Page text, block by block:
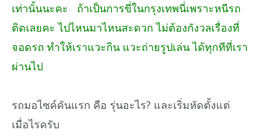
เท่านั้นนะคะ ถ้าเป็นการขี่ในกรุงเทพนี่เพราะหนีรถ
ติดเลยคะ ไปไหนมาไหนสะดวก ไม่ต้องกังวลเรื่องที่
จอดรถ ทำให้เราแวะกิน แวะถ่ายรูปเล่น ได้ทุกทีที่เรา
ผ่านไป
รถมอไซค์คันแรก คือ รุ่นอะไร? และเริ่มหัดตั้งแต่
เมื่อไรครับ